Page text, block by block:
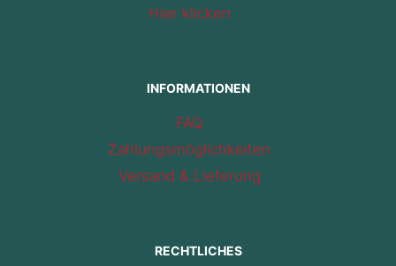
Hier klicken
INFORMATIONEN
FAQ
Zahlungsmöglichkeiten
Versand & Lieferung
RECHTLICHES